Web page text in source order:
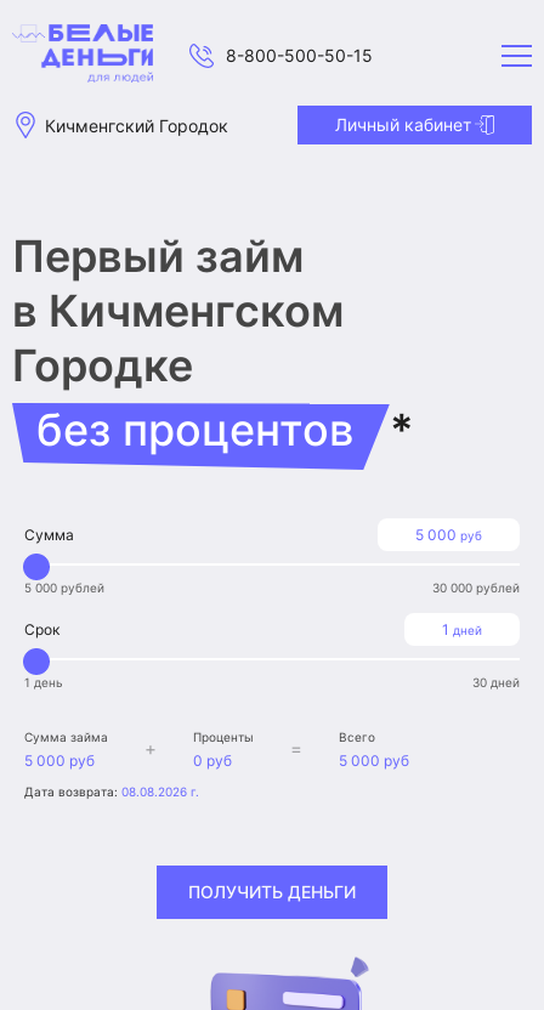
8-800-500-50-15
Кичменгский Городок Личный кабинет
Первый займ
в Кичменгском
Городке
без процентов
*
5 000 руб
Сумма
5 000 рублей 30 000 рублей
1 дней
Срок
1 день 30 дней
Сумма займа
5 000 руб
+ Проценты
0 руб
= Всего
5 000 руб
Дата возврата: 08.08.2026 г.
ПОЛУЧИТЬ ДЕНЬГИ